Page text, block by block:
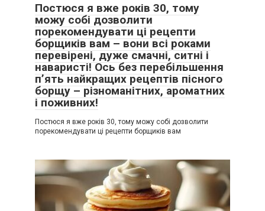
Постюся я вже років 30, тому
можу собі дозволити
порекомендувати ці рецепти
борщиків вам – вони всі роками
перевірені, дуже смачні, ситні і
наваристі! Ось без перебільшення
п’ять найкращих рецептів пісного
борщу – різноманітних, ароматних
і поживних!
Постюся я вже років 30, тому можу собі дозволити
порекомендувати ці рецепти борщиків вам